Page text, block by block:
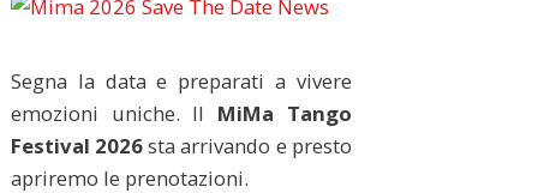
Segna la data e preparati a vivere
emozioni uniche. Il MiMa Tango
Festival 2026sta arrivando e presto
apriremo le prenotazioni.